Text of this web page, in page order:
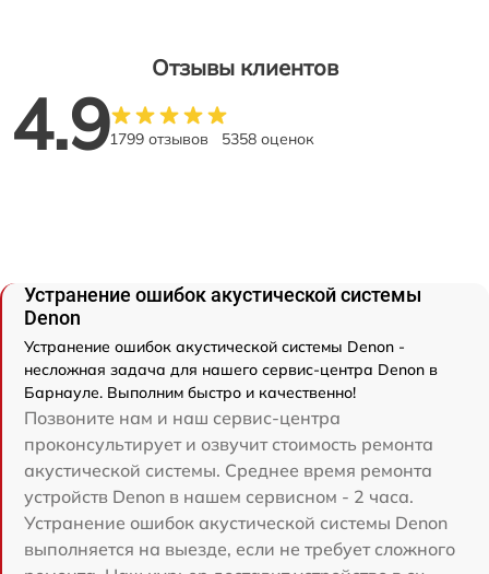
Отзывы клиентов
4.91799 отзывов 5358 оценок
Устранение ошибок акустической системы
Denon
Устранение ошибок акустической системы Denon -
несложная задача для нашего сервис-центра Denon в
Барнауле. Выполним быстро и качественно!
Позвоните нам и наш сервис-центра
проконсультирует и озвучит стоимость ремонта
акустической системы. Среднее время ремонта
устройств Denon в нашем сервисном - 2 часа.
Устранение ошибок акустической системы Denon
выполняется на выезде, если не требует сложного